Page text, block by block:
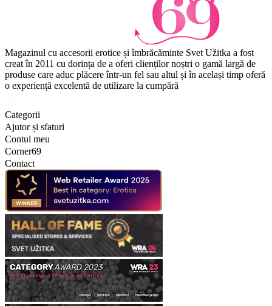
Magazinul cu accesorii erotice și îmbrăcăminte Svet Užitka a fost
creat în 2011 cu dorința de a oferi clienților noștri o gamă largă de
produse care aduc plăcere într-un fel sau altul și în același timp oferă
o experiență excelentă de utilizare la cumpără
Categorii
Ajutor și sfaturi
Contul meu
Corner69
Contact